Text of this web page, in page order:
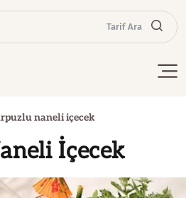
Tarif Ara
naneli içecek
İçecek